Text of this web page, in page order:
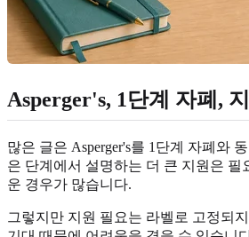
Asperger's, 1단계 자폐,
많은 글은 Asperger's를 1단계 자폐와
은 단계에서 설명하는 더 큰 지원은
운 경우가 많습니다.
그렇지만 지원 필요는 라벨로 고정되